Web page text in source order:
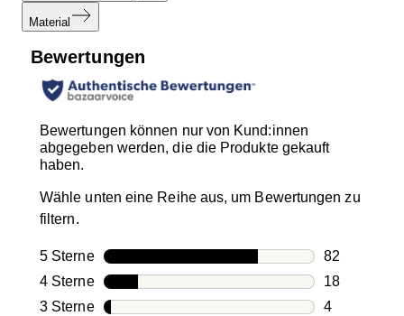
Material
Bewertungen
Bewertungen können nur von Kund:innen
abgegeben werden, die die Produkte gekauft
haben.
Wähle unten eine Reihe aus, um Bewertungen zu
filtern.
5 SterneSterne
82
82
4 SterneSterne
18
18
3 SterneSterne
4